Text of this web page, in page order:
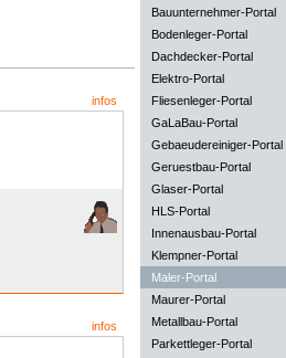
infos
infos
Bauunternehmer-Portal
Bodenleger-Portal
Dachdecker-Portal
Elektro-Portal
Fliesenleger-Portal
GaLaBau-Portal
Gebaeudereiniger-Portal
Geruestbau-Portal
Glaser-Portal
HLS-Portal
Innenausbau-Portal
Klempner-Portal
Maler-Portal
Maurer-Portal
Metallbau-Portal
Parkettleger-Portal